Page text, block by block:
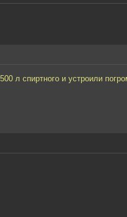
л спиртного и устроили